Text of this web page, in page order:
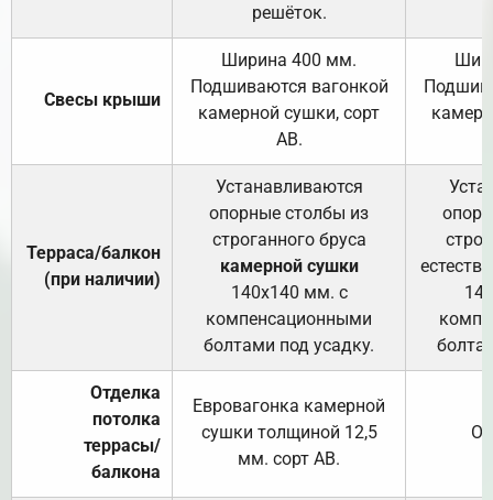
решёток.
Свесы крыши
Ширина 400 мм.
Подшиваются вагонкой
камерной сушки, сорт
АВ.
Терраса/балкон
(при наличии)
Устанавливаются
опорные столбы из
строганного бруса
камерной сушки
140х140 мм. с
компенсационными
болтами под усадку.
Отделка
потолка
террасы/
балкона
Евровагонка камерной
сушки толщиной 12,5
мм. сорт АВ.